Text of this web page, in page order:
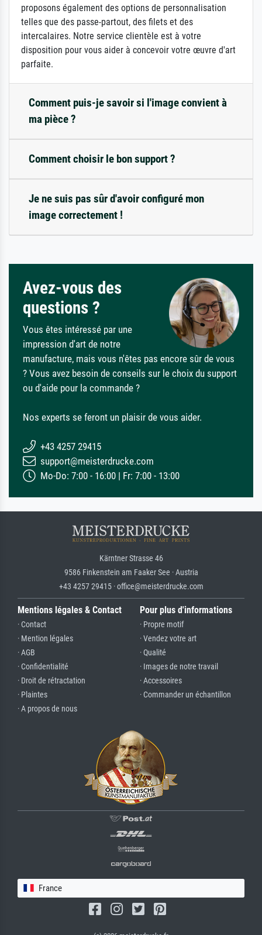
proposons également des options de personnalisation
telles que des passe-partout, des filets et des
intercalaires. Notre service clientèle est à votre
disposition pour vous aider à concevoir votre œuvre d'art
parfaite.
Comment puis-je savoir si l'image convient à
ma pièce ?
Comment choisir le bon support ?
Je ne suis pas sûr d'avoir configuré mon
image correctement !
Avez-vous des
questions ?
Vous êtes intéressé par une
impression d'art de notre
manufacture, mais vous n'êtes pas encore sûr de vous
? Vous avez besoin de conseils sur le choix du support
ou d'aide pour la commande ?
Nos experts se feront un plaisir de vous aider.
+43 4257 29415
support@meisterdrucke.com
Mo-Do: 7:00 - 16:00 | Fr: 7:00 - 13:00
Kärntner Strasse 46
9586 Finkenstein am Faaker See · Austria
+43 4257 29415 · office@meisterdrucke.com
Mentions légales & Contact
· Contact
· Mention légales
· AGB
· Confidentialité
· Droit de rétractation
· Plaintes
· A propos de nous
Pour plus d'informations
· Propre motif
· Vendez votre art
· Qualité
· Images de notre travail
· Accessoires
· Commander un échantillon
France